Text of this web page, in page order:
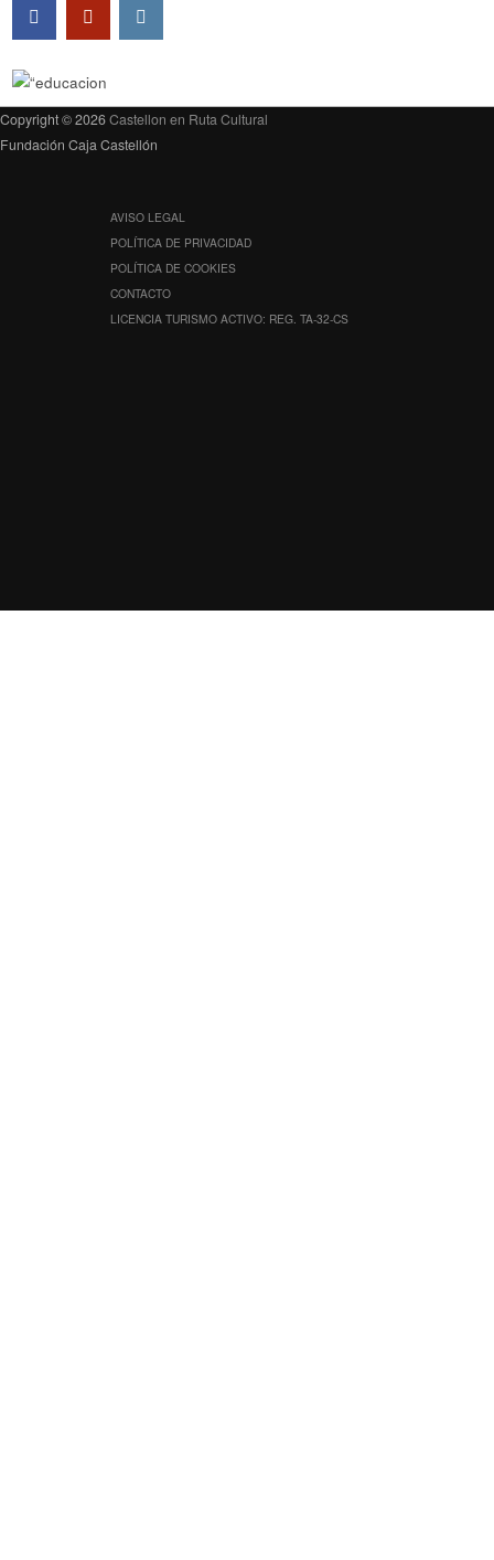
Copyright © 2026Castellon en Ruta Cultural
Fundación Caja Castellón
AVISO LEGAL
POLÍTICA DE PRIVACIDAD
POLÍTICA DE COOKIES
CONTACTO
LICENCIA TURISMO ACTIVO: REG. TA-32-CS